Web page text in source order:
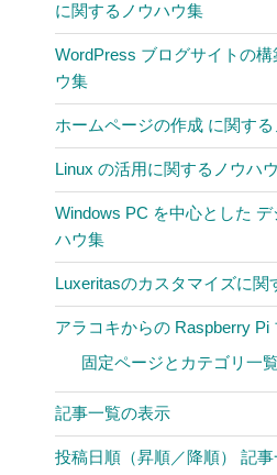
に関するノウハウ集
WordPress ブログサイトの
ウ集
ホームページの作成 に関す
Linux の活用に関するノウハウ
Windows PC を中心とした
ハウ集
Luxeritasのカスタマイズに関
アラコキからの Raspberry Pi
固定ページとカテゴリ一
記事一覧の表示
投稿日順（昇順／降順） 記